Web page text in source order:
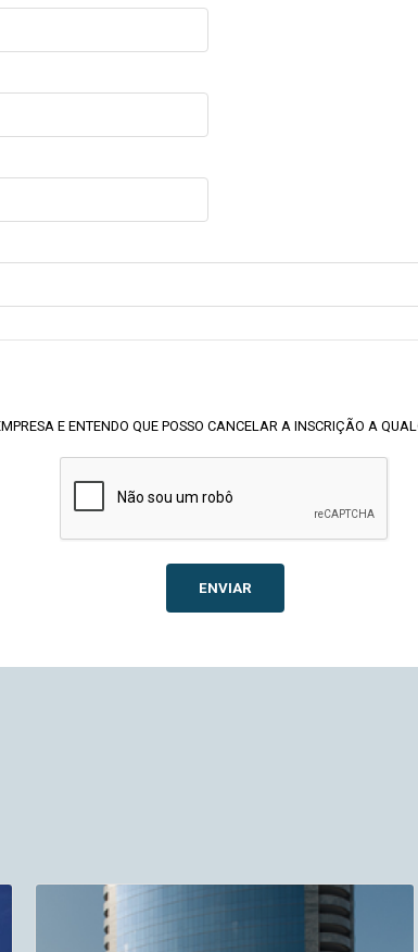
E ENTENDO QUE POSSO CANCELAR A INSCRIÇÃO A
ENVIAR